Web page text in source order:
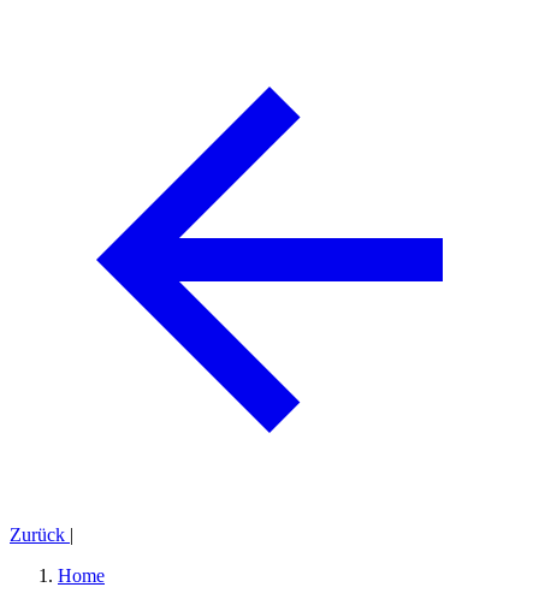
Zurück |
Home